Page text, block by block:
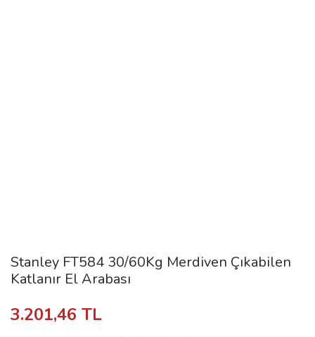
Stanley FT584 30/60Kg Merdiven Çıkabilen
Katlanır El Arabası
3.201,46 TL